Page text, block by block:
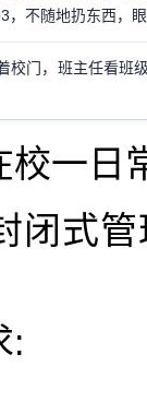
，不随地扔东西，
校门，班主任看班
校一日
闭式
: